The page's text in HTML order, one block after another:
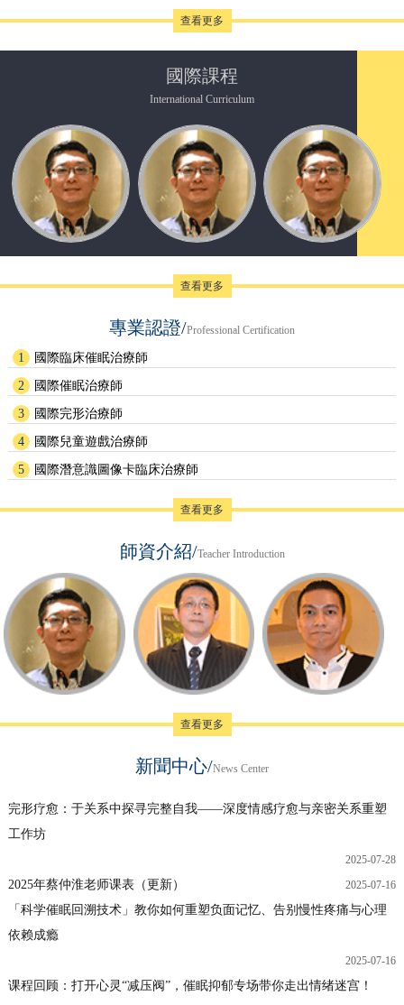
查看更多
國際課程
International Curriculum
查看更多
專業認證/Professional Certification
1 國際臨床催眠治療師
2 國際催眠治療師
3 國際完形治療師
4 國際兒童遊戲治療師
5 國際潛意識圖像卡臨床治療師
查看更多
師資介紹/Teacher Introduction
查看更多
新聞中心/News Center
完形疗愈：于关系中探寻完整自我——深度情感疗愈与亲密关系重塑
工作坊
2025-07-28
2025年蔡仲淮老师课表（更新） 2025-07-16
「科学催眠回溯技术」教你如何重塑负面记忆、告别慢性疼痛与心理
依赖成瘾
2025-07-16
课程回顾：打开心灵“减压阀”，催眠抑郁专场带你走出情绪迷宫！